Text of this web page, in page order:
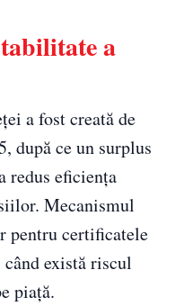
a
a fost creată de
după ce un surplus
redus eficiența
Mecanismul
pentru certificatele
există riscul
piață.